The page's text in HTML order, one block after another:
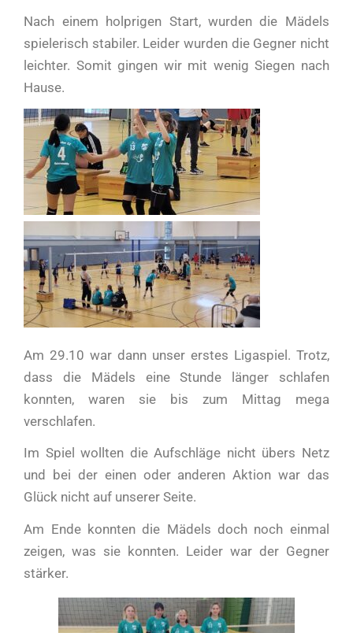
Nach einem holprigen Start, wurden die Mädels
spielerisch stabiler. Leider wurden die Gegner nicht
leichter. Somit gingen wir mit wenig Siegen nach
Hause.
Am 29.10 war dann unser erstes Ligaspiel. Trotz,
dass die Mädels eine Stunde länger schlafen
konnten, waren sie bis zum Mittag mega
verschlafen.
Im Spiel wollten die Aufschläge nicht übers Netz
und bei der einen oder anderen Aktion war das
Glück nicht auf unserer Seite.
Am Ende konnten die Mädels doch noch einmal
zeigen, was sie konnten. Leider war der Gegner
stärker.